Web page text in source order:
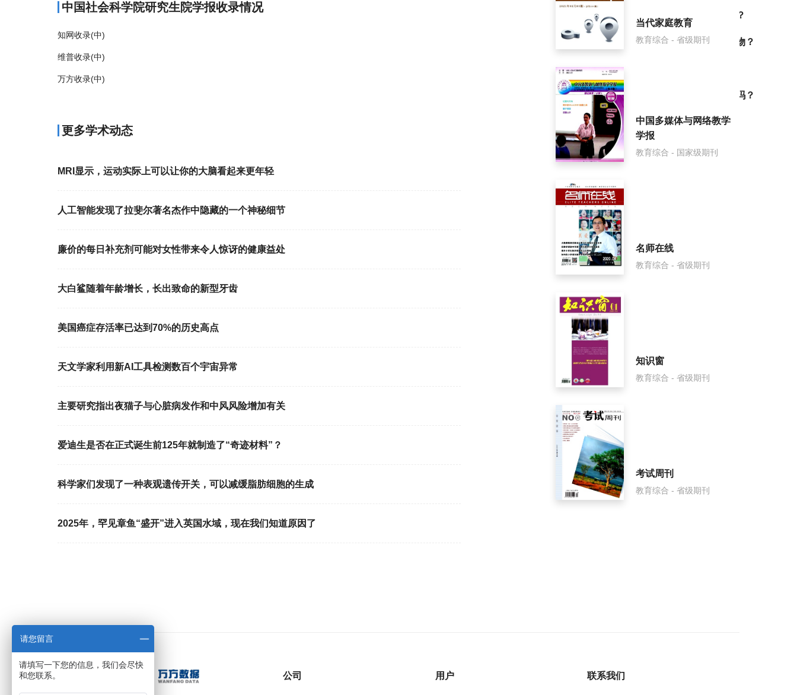
中国社会科学院研究生院学报收录情况
知网收录(中)
维普收录(中)
万方收录(中)
更多学术动态
MRI显示，运动实际上可以让你的大脑看起来更年轻
人工智能发现了拉斐尔著名杰作中隐藏的一个神秘细节
廉价的每日补充剂可能对女性带来令人惊讶的健康益处
大白鲨随着年龄增长，长出致命的新型牙齿
美国癌症存活率已达到70%的历史高点
天文学家利用新AI工具检测数百个宇宙异常
主要研究指出夜猫子与心脏病发作和中风风险增加有关
爱迪生是否在正式诞生前125年就制造了“奇迹材料”？
科学家们发现了一种表观遗传开关，可以减缓脂肪细胞的生成
2025年，罕见章鱼“盛开”进入英国水域，现在我们知道原因了
中国社会科学院研究生院学报面费如何收取？
中国社会科学院研究生院学报是什么级别刊物？
中国社会科学院研究生院学报审稿要多久？
中国社会科学院研究生院学报是国家级期刊吗？
当代家庭教育
教育综合 - 省级期刊
中国多媒体与网络教学
学报
教育综合 - 国家级期刊
名师在线
教育综合 - 省级期刊
知识窗
教育综合 - 省级期刊
考试周刊
教育综合 - 省级期刊
公司 用户 联系我们
请您留言
请填写一下您的信息，我们会尽快
和您联系。